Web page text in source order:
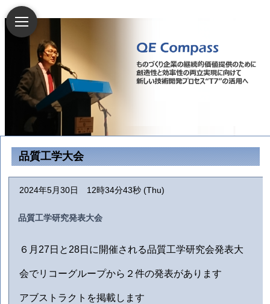
品質工学大会
2024年5月30日 12時34分43秒 (Thu)
品質工学研究発表大会
６月27日と28日に開催される品質工学研究会発表大
会でリコーグループから２件の発表があります
アブストラクトを掲載します